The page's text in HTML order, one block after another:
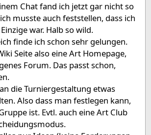
Chat fand ich jetzt gar nicht so
musste auch feststellen, dass ich
war. Halb so wild.
finde ich schon sehr gelungen.
Seite also eine Art Homepage,
Forum. Das passt schon,
die Turniergestaltung etwas
Also dass man festlegen kann,
ist. Evtl. auch eine Art Club